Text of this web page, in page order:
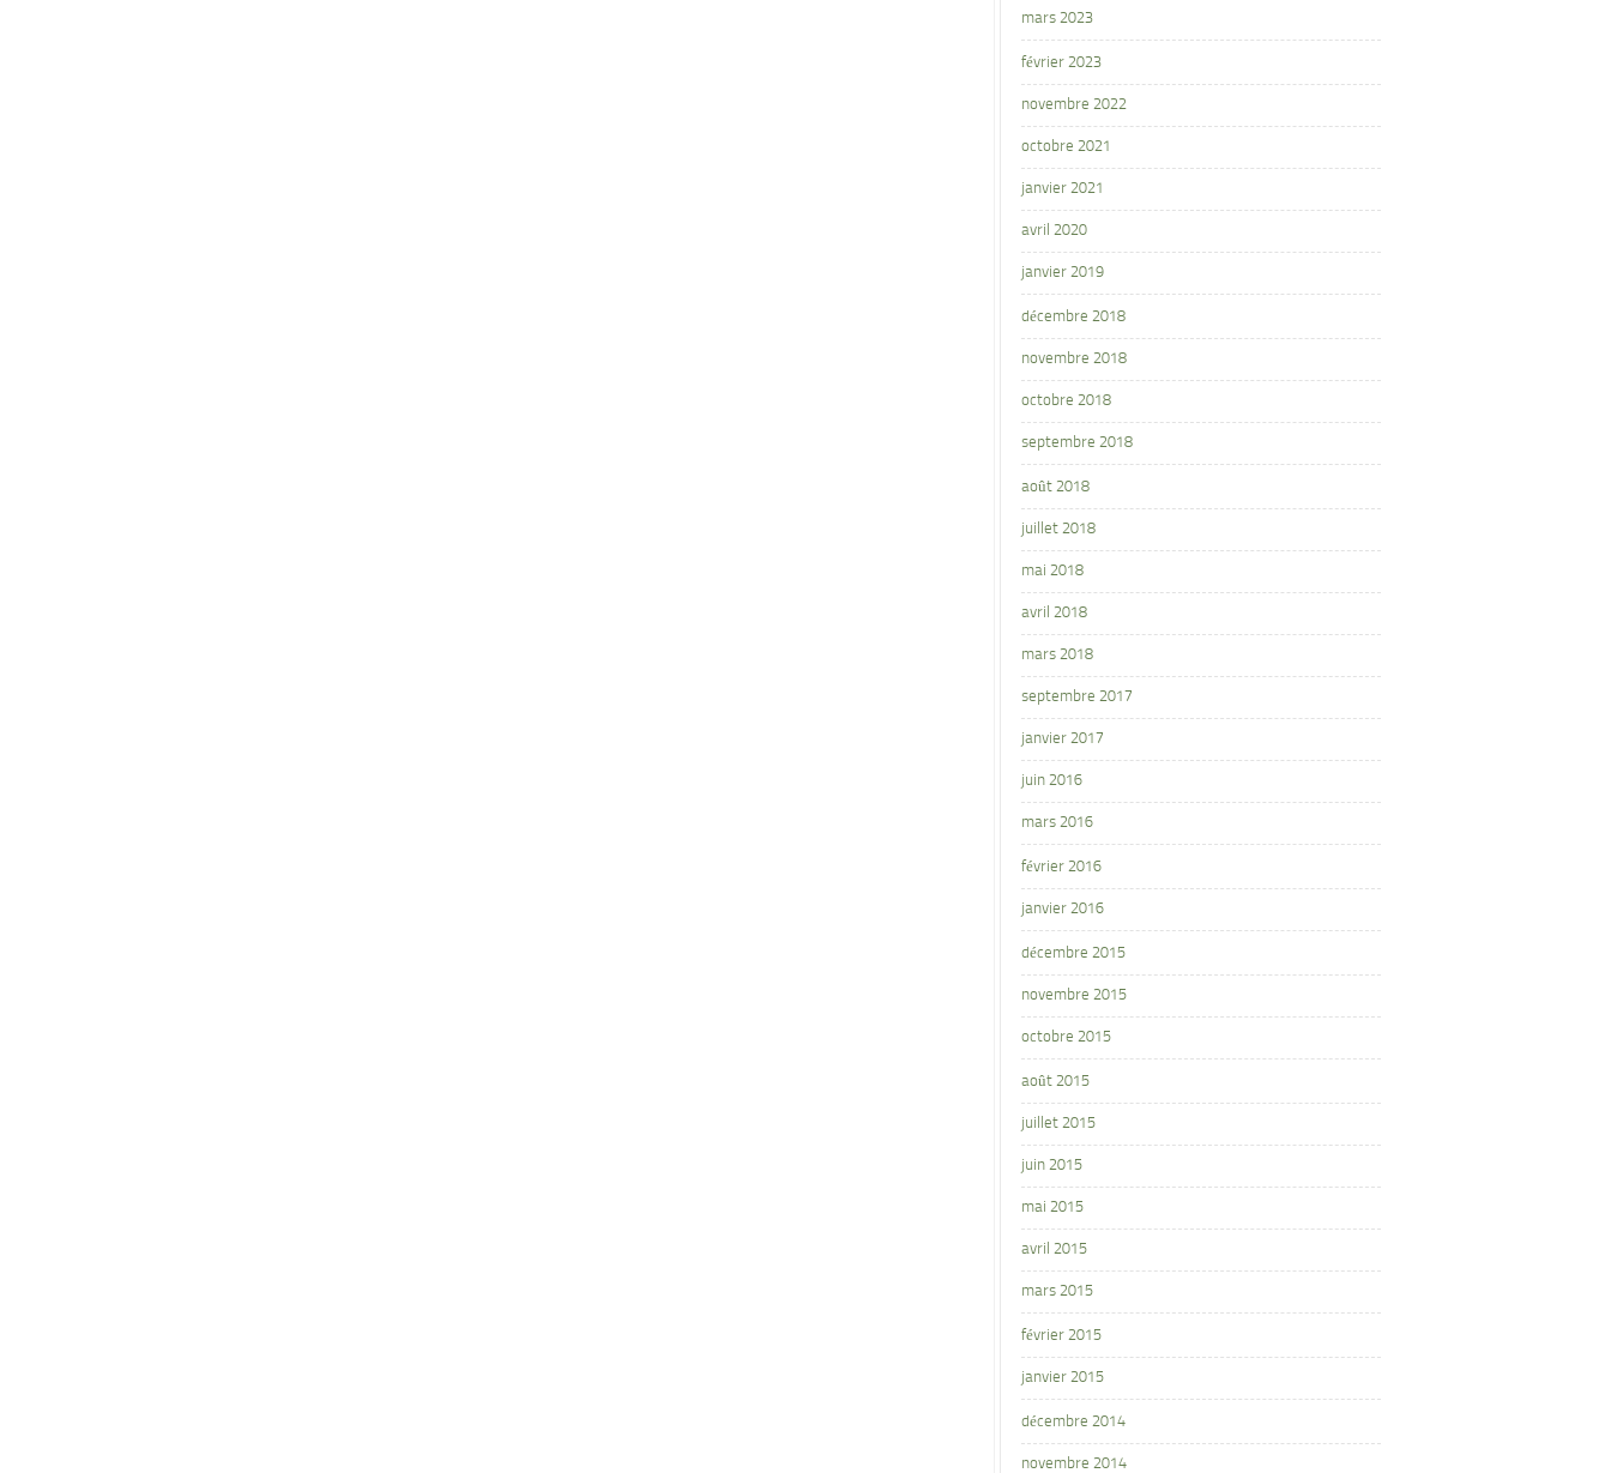
mars 2023
février 2023
novembre 2022
octobre 2021
janvier 2021
avril 2020
janvier 2019
décembre 2018
novembre 2018
octobre 2018
septembre 2018
août 2018
juillet 2018
mai 2018
avril 2018
mars 2018
septembre 2017
janvier 2017
juin 2016
mars 2016
février 2016
janvier 2016
décembre 2015
novembre 2015
octobre 2015
août 2015
juillet 2015
juin 2015
mai 2015
avril 2015
mars 2015
février 2015
janvier 2015
décembre 2014
novembre 2014